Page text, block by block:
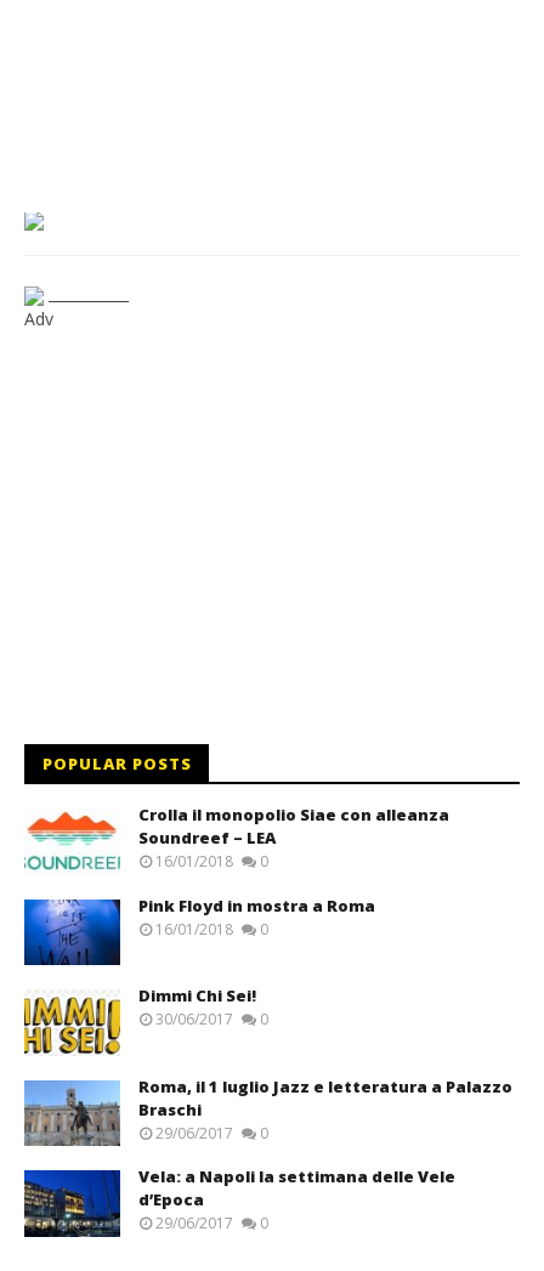
Adv
POPULAR POSTS
Crolla il monopolio Siae con alleanza
Soundreef – LEA
16/01/2018 0
Pink Floyd in mostra a Roma
16/01/2018 0
Dimmi Chi Sei!
30/06/2017 0
Roma, il 1 luglio Jazz e letteratura a Palazzo
Braschi
29/06/2017 0
Vela: a Napoli la settimana delle Vele
d’Epoca
29/06/2017 0